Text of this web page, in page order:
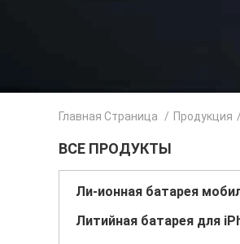
Главная Страница / Продукция /
ВСЕ ПРОДУКТЫ
Литийная батарея для